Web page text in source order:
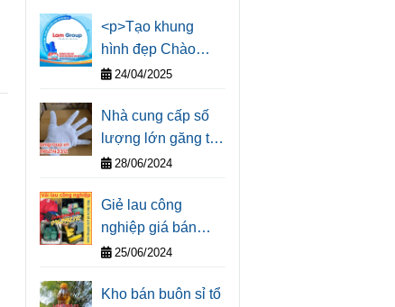
động tại Thành
phố Hồ Chí Minh
và chành xe đi các
<p>Tạo khung
hình đẹp Chào
mừng Lễ Kỹ niệm
Miền Nam Thống
Nhất Đất Nước
30/4/2025</p>
24/04/2025
Nhà cung cấp số
lượng lớn găng tay
vải trắng giá rẻ cho
Tp.HCM
28/06/2024
Giẻ lau công
nghiệp giá bán
buôn tại thành phố
25/06/2024
Kho bán buôn sỉ tổ